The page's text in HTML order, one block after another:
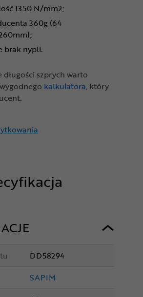
1350 N/mm2;
360g (64
brak nypli.
długości szprych warto
kalkulatora, który
DD58294
SAPIM